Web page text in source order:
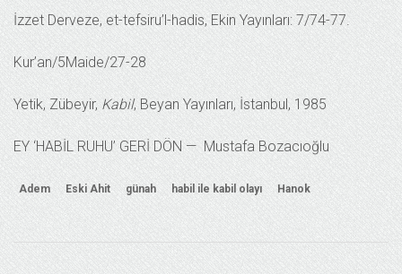
İzzet Derveze, et-tefsiru’l-hadis, Ekin Yayınları: 7/74-77.
Kur’an/5Maide/27-28
Yetik, Zübeyir, Kabil, Beyan Yayınları, İstanbul, 1985
EY ‘HABİL RUHU’ GERİ DÖN — Mustafa Bozacıoğlu
Adem Eski Ahit günah habil ile kabil olayı Hanok